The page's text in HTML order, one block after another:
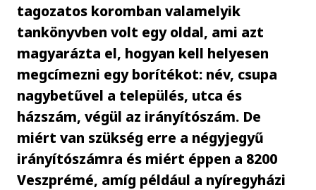
tagozatos koromban valamelyik
tankönyvben volt egy oldal, ami azt
magyarázta el, hogyan kell helyesen
megcímezni egy borítékot: név, csupa
nagybetűvel a település, utca és
házszám, végül az irányítószám. De
miért van szükség erre a négyjegyű
irányítószámra és miért éppen a 8200
Veszprémé, amíg például a nyíregyházi